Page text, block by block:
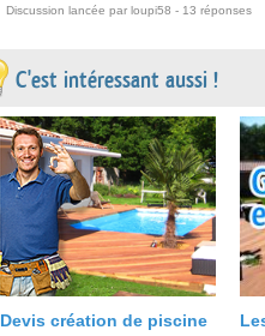
Discussion lancée par loupi58 - 13 réponses
C'est intéressant aussi !
Devis création de piscine